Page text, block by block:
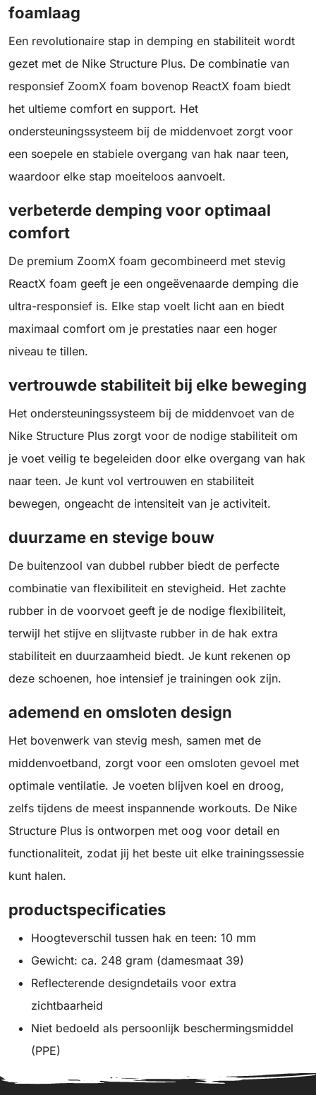
foamlaag
Een revolutionaire stap in demping en stabiliteit wordt
gezet met de Nike Structure Plus. De combinatie van
responsief ZoomX foam bovenop ReactX foam biedt
het ultieme comfort en support. Het
ondersteuningssysteem bij de middenvoet zorgt voor
een soepele en stabiele overgang van hak naar teen,
waardoor elke stap moeiteloos aanvoelt.
verbeterde demping voor optimaal
comfort
De premium ZoomX foam gecombineerd met stevig
ReactX foam geeft je een ongeëvenaarde demping die
ultra-responsief is. Elke stap voelt licht aan en biedt
maximaal comfort om je prestaties naar een hoger
niveau te tillen.
vertrouwde stabiliteit bij elke beweging
Het ondersteuningssysteem bij de middenvoet van de
Nike Structure Plus zorgt voor de nodige stabiliteit om
je voet veilig te begeleiden door elke overgang van hak
naar teen. Je kunt vol vertrouwen en stabiliteit
bewegen, ongeacht de intensiteit van je activiteit.
duurzame en stevige bouw
De buitenzool van dubbel rubber biedt de perfecte
combinatie van flexibiliteit en stevigheid. Het zachte
rubber in de voorvoet geeft je de nodige flexibiliteit,
terwijl het stijve en slijtvaste rubber in de hak extra
stabiliteit en duurzaamheid biedt. Je kunt rekenen op
deze schoenen, hoe intensief je trainingen ook zijn.
ademend en omsloten design
Het bovenwerk van stevig mesh, samen met de
middenvoetband, zorgt voor een omsloten gevoel met
optimale ventilatie. Je voeten blijven koel en droog,
zelfs tijdens de meest inspannende workouts. De Nike
Structure Plus is ontworpen met oog voor detail en
functionaliteit, zodat jij het beste uit elke trainingssessie
kunt halen.
productspecificaties
Hoogteverschil tussen hak en teen: 10 mm
Gewicht: ca. 248 gram (damesmaat 39)
Reflecterende designdetails voor extra
zichtbaarheid
Niet bedoeld als persoonlijk beschermingsmiddel
(PPE)